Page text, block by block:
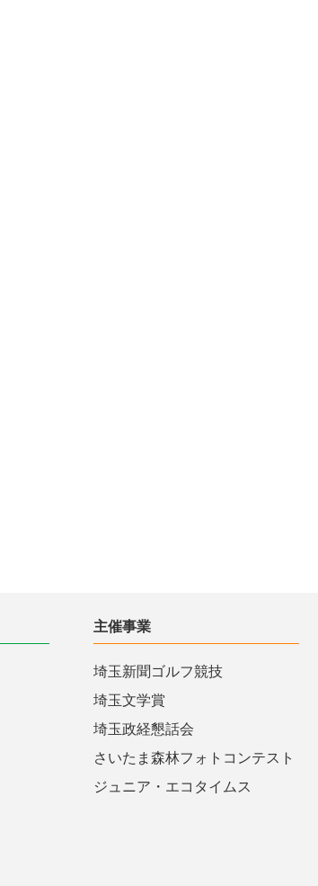
主催事業
埼玉新聞ゴルフ競技
埼玉文学賞
埼玉政経懇話会
さいたま森林フォトコンテスト
ジュニア・エコタイムス